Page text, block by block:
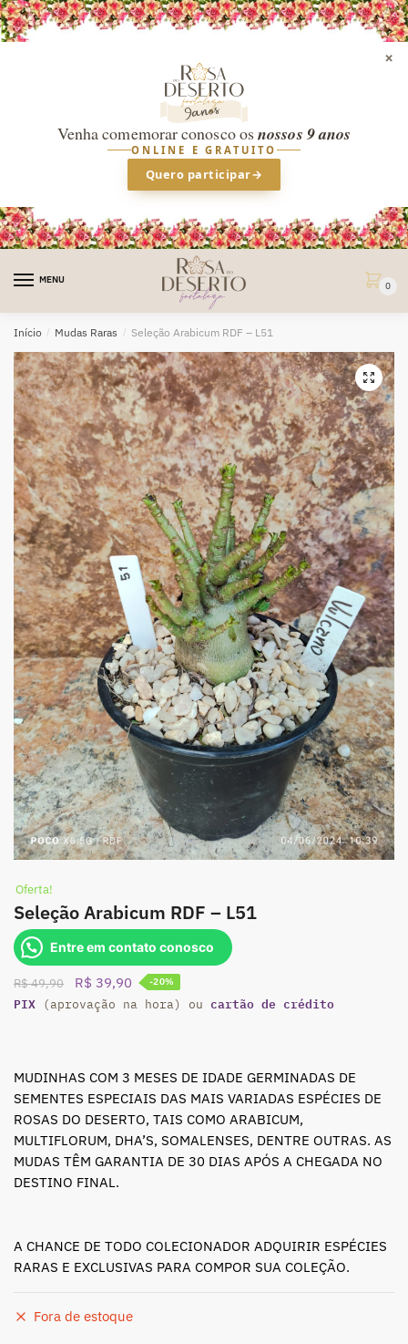
×
Venha comemorar conosco osnossos 9 anos
ONLINE E GRATUITO
Quero participar→
MENU
0
Início / Mudas Raras / Seleção Arabicum RDF – L51
🔍
Oferta!
Seleção Arabicum RDF – L51
Entre em contato conosco
R$49,90
O
preço
R$ 39,90 O
preço
-20%
PIX (aprovação na hora) ou cartão de crédito
MUDINHAS COM 3 MESES DE IDADE GERMINADAS DE
SEMENTES ESPECIAIS DAS MAIS VARIADAS ESPÉCIES DE
ROSAS DO DESERTO, TAIS COMO ARABICUM,
MULTIFLORUM, DHA’S, SOMALENSES, DENTRE OUTRAS. AS
MUDAS TÊM GARANTIA DE 30 DIAS APÓS A CHEGADA NO
DESTINO FINAL.
A CHANCE DE TODO COLECIONADOR ADQUIRIR ESPÉCIES
RARAS E EXCLUSIVAS PARA COMPOR SUA COLEÇÃO.
Fora de estoque